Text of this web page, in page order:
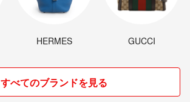
HERMES GUCCI
すべてのブランドを見る